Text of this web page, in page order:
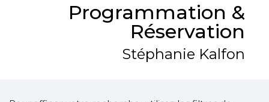
Programmation &
Réservation
Stéphanie Kalfon